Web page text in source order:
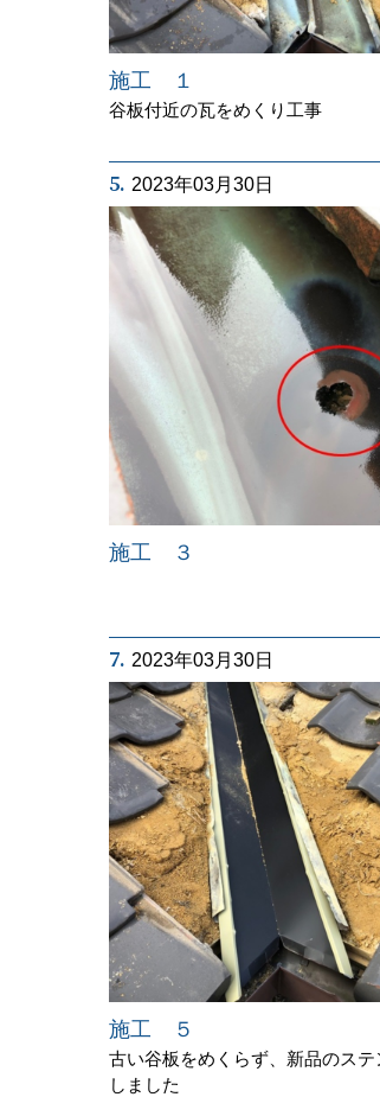
施工 １
谷板付近の瓦をめくり工事
5. 2023年03月30日
施工 ３
7. 2023年03月30日
施工 ５
古い谷板をめくらず、新品のス
しました